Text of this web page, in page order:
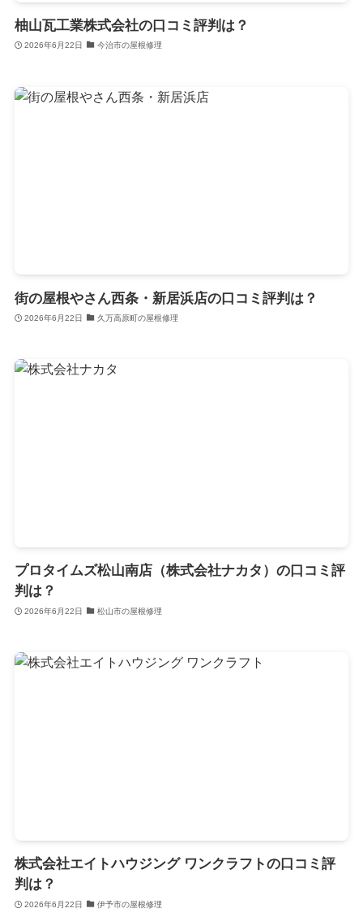
柚山瓦工業株式会社の口コミ評判は？
2026年6月22日 今治市の屋根修理
街の屋根やさん西条・新居浜店の口コミ評判は？
2026年6月22日 久万高原町の屋根修理
プロタイムズ松山南店（株式会社ナカタ）の口コミ評
判は？
2026年6月22日 松山市の屋根修理
株式会社エイトハウジング ワンクラフトの口コミ評
判は？
2026年6月22日 伊予市の屋根修理